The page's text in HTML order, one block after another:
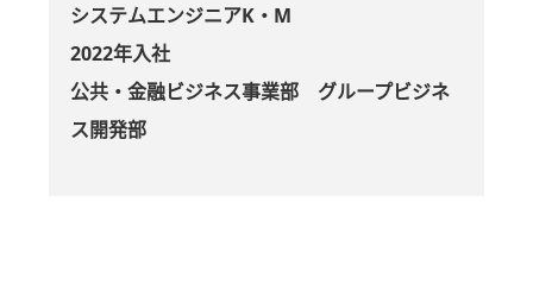
システムエンジニアK・M
2022年入社
公共・金融ビジネス事業部 グループビジネ
ス開発部